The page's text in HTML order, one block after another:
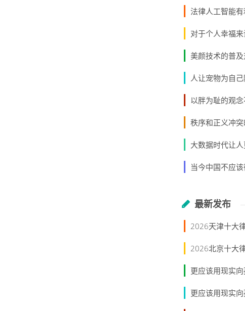
法律人工智能
对于个人幸福
人让宠物为自
以胖为耻的观
秩序和正义冲
大数据时代让人
当今中国不应
最新发布
2026天津十大
2026北京十大
更应该用现实
更应该用现实